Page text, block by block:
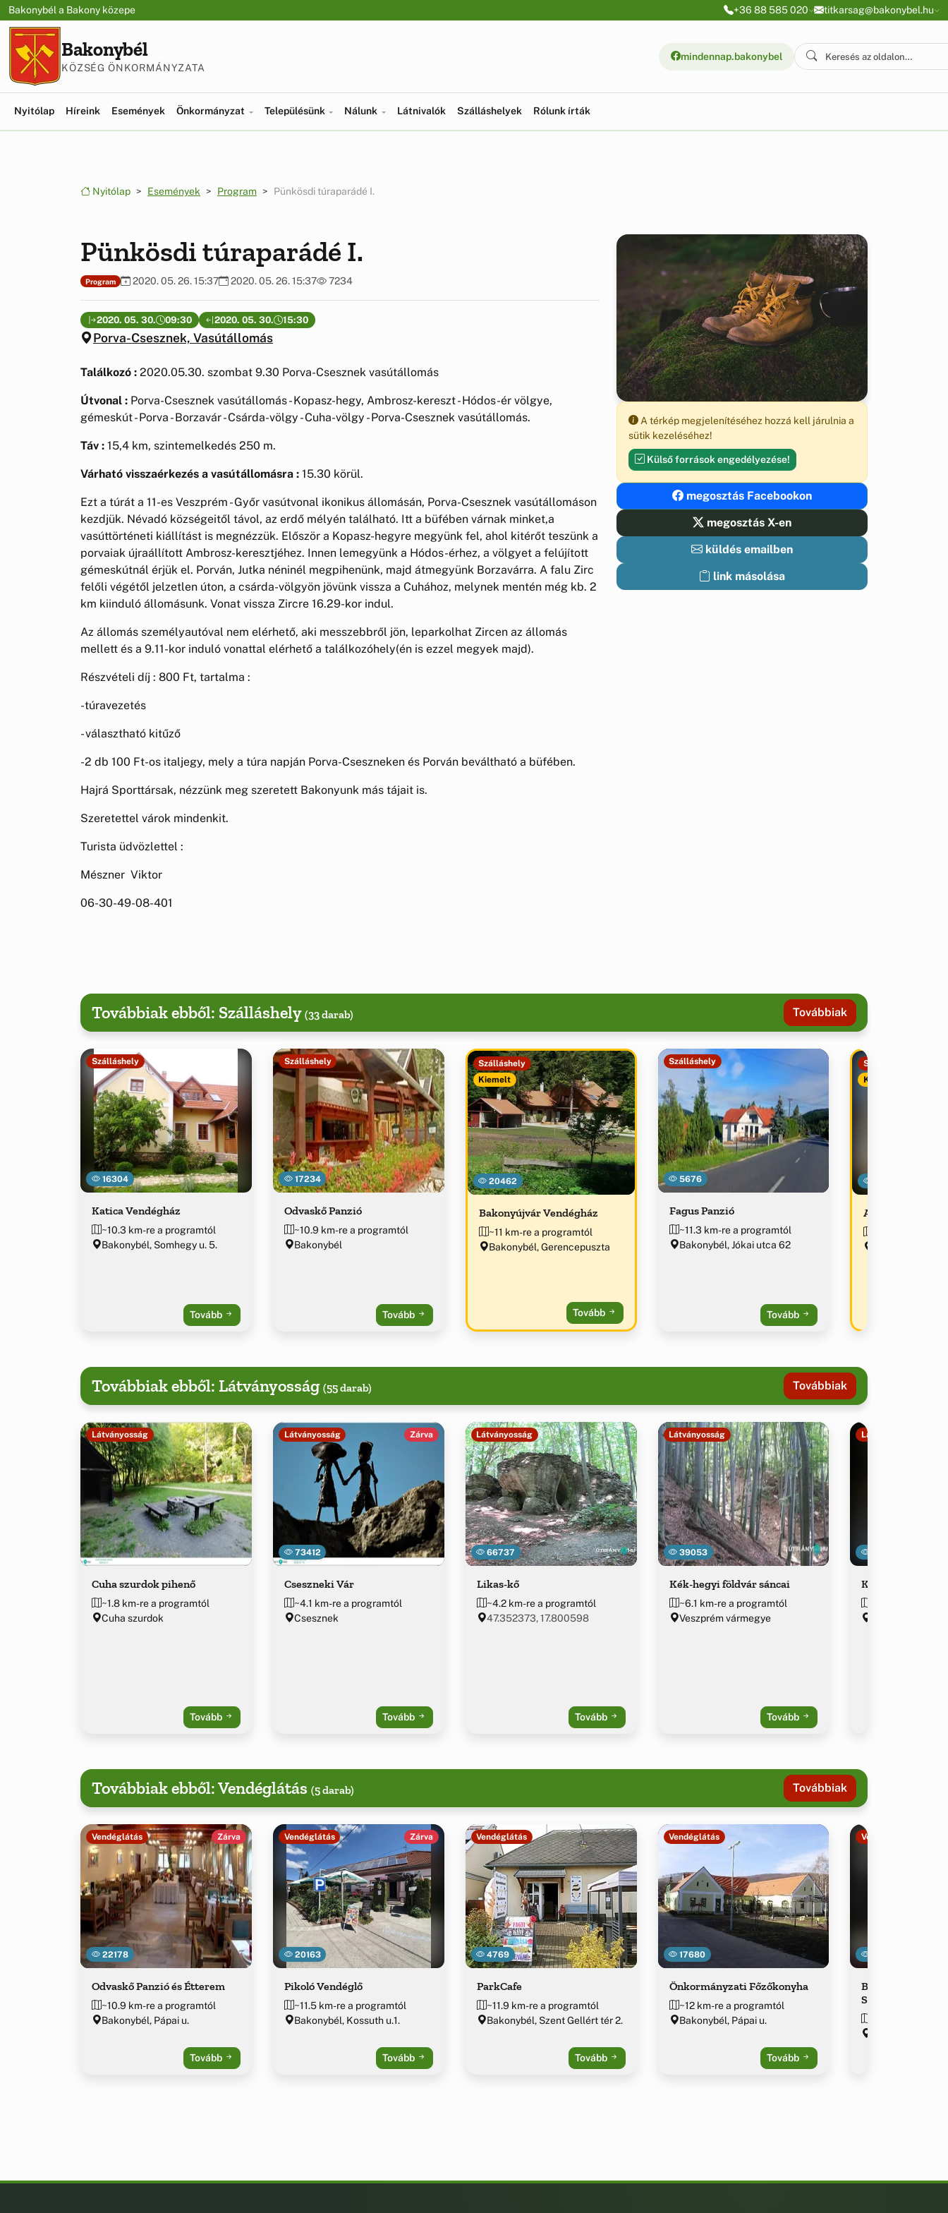
Ugrás a menüre
Ugrás a tartalomra
Bakonybél a Bakony közepe +36 88 585 020 titkarsag@bakonybel.hu
Bakonybél
KÖZSÉG ÖNKORMÁNYZATA
mindennap.bakonybel
Nyitólap Híreink Események Önkormányzat Településünk Nálunk Látnivalók Szálláshelyek Rólunk írták
Nyitólap Események Program Pünkösdi túraparádé I.
Pünkösdi túraparádé I.
Program 2020. 05. 26. 15:37 2020. 05. 26. 15:37 7234
2020. 05. 30. 09:30 2020. 05. 30. 15:30
Porva-Csesznek, Vasútállomás
Találkozó : 2020.05.30. szombat 9.30 Porva-Csesznek vasútállomás
Útvonal : Porva-Csesznek vasútállomás - Kopasz-hegy, Ambrosz-kereszt - Hódos-ér völgye,
gémeskút - Porva - Borzavár - Csárda-völgy - Cuha-völgy - Porva-Csesznek vasútállomás.
Táv : 15,4 km, szintemelkedés 250 m.
Várható visszaérkezés a vasútállomásra : 15.30 körül.
Ezt a túrát a 11-es Veszprém - Győr vasútvonal ikonikus állomásán, Porva-Csesznek vasútállomáson
kezdjük. Névadó községeitől távol, az erdő mélyén található. Itt a büfében várnak minket,a
vasúttörténeti kiállítást is megnézzük. Először a Kopasz-hegyre megyünk fel, ahol kitérőt teszünk a
porvaiak újraállított Ambrosz-keresztjéhez. Innen lemegyünk a Hódos-érhez, a völgyet a felújított
gémeskútnál érjük el. Porván, Jutka néninél megpihenünk, majd átmegyünk Borzavárra. A falu Zirc
felőli végétől jelzetlen úton, a csárda-völgyön jövünk vissza a Cuhához, melynek mentén még kb. 2
km kiinduló állomásunk. Vonat vissza Zircre 16.29-kor indul.
Az állomás személyautóval nem elérhető, aki messzebbről jön, leparkolhat Zircen az állomás
mellett és a 9.11-kor induló vonattal elérhető a találkozóhely(én is ezzel megyek majd).
Részvételi díj : 800 Ft, tartalma :
-túravezetés
- választható kitűző
-2 db 100 Ft-os italjegy, mely a túra napján Porva-Cseszneken és Porván beváltható a büfében.
Hajrá Sporttársak, nézzünk meg szeretett Bakonyunk más tájait is.
Szeretettel várok mindenkit.
Turista üdvözlettel :
Mészner Viktor
06-30-49-08-401
A térkép megjelenítéséhez hozzá kell járulnia a
sütik kezeléséhez!
Külső források engedélyezése!
megosztás Facebookon
megosztás X-en
küldés emailben
link másolása
Továbbiak ebből: Szálláshely (33 darab) Továbbiak
16304
Szálláshely
Katica Vendégház
~10.3 km-re a programtól
Bakonybél, Somhegy u. 5.
Tovább
17234
Szálláshely
Odvaskő Panzió
~10.9 km-re a programtól
Bakonybél
Tovább
20462
Szálláshely
Kiemelt
Bakonyújvár Vendégház
~11 km-re a programtól
Bakonybél, Gerencepuszta
Tovább
5676
Szálláshely
Fagus Panzió
~11.3 km-re a programtól
Bakonybél, Jókai utca 62
Tovább
Szálláshely
Kiemelt
Ancsa Hegyalja
Továbbiak ebből: Látványosság (55 darab) Továbbiak
Látványosság
Cuha szurdok pihenő
~1.8 km-re a programtól
Cuha szurdok
Tovább
73412
Látványosság Zárva
Cseszneki Vár
~4.1 km-re a programtól
Csesznek
Tovább
66737
Látványosság
Likas-kő
~4.2 km-re a programtól
47.352373, 17.800598
Tovább
39053
Látványosság
Kék-hegyi földvár sáncai
~6.1 km-re a programtól
Veszprém vármegye
Tovább
Látványosság
Kőris-hegyi
Továbbiak ebből: Vendéglátás (5 darab) Továbbiak
22178
Vendéglátás Zárva
Odvaskő Panzió és Étterem
~10.9 km-re a programtól
Bakonybél, Pápai u.
Tovább
20163
Vendéglátás Zárva
Pikoló Vendéglő
~11.5 km-re a programtól
Bakonybél, Kossuth u.1.
Tovább
4769
Vendéglátás
ParkCafe
~11.9 km-re a programtól
Bakonybél, Szent Gellért tér 2.
Tovább
17680
Vendéglátás
Önkormányzati Főzőkonyha
~12 km-re a programtól
Bakonybél, Pápai u.
Tovább
Vendéglátás
Bakonyvári
Szálló étterme